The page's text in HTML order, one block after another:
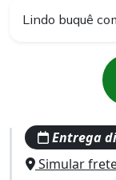
Lindo buquê
Entrega
Simular